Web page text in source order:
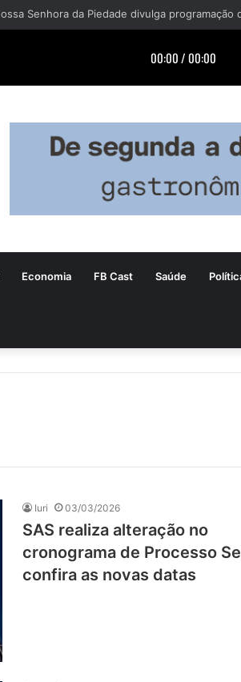
Economia FB Cast Saúde
Iuri 03/03/2026
SAS realiza alteração no
cronograma de Processo
confira as novas datas